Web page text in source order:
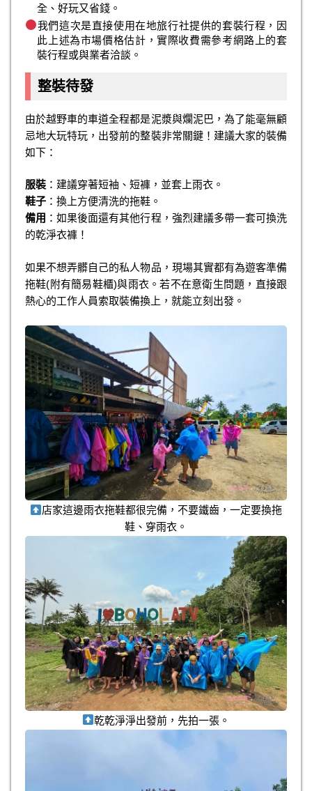
全、好玩又省錢。
我們這次是直接使用在地旅行社提供的套裝行程，因
此上述為市場價格估計，實際收費需參考網路上的套
裝行程或與業者洽談。
整裝待發
由於越野車的車道全程都是泥漿與爛泥巴，為了能毫無顧
忌地大玩特玩，出發前的整裝非常關鍵！建議大家的裝備
如下：
服裝 ：建議穿著短袖、短褲，並套上雨衣。
鞋子 ：換上方便清洗的拖鞋。
備用 ：如果後面還有其他行程，強烈建議多帶一套可換洗
的乾淨衣褲！
如果不想弄髒自己的私人物品，現場其實都有為遊客準備
拖鞋(附有簡易鞋櫃)與雨衣。若不在意衛生問題，直接跟
熱心的工作人員索取裝備換上，就能立刻出發。
店家這邊雨衣拖鞋都很完備，不要鐵齒，一定要換拖
鞋、穿雨衣。
乾乾淨淨出發前，先拍一張。